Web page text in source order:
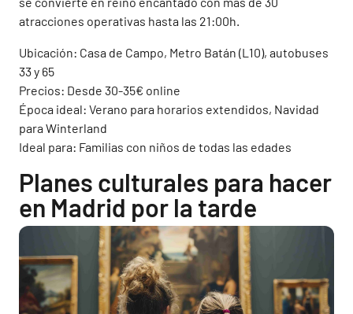
atracciones operativas hasta las 21:00h.
Ubicación: Casa de Campo, Metro Batán (L10), autobuses
33 y 65
Precios: Desde 30-35€ online
Época ideal: Verano para horarios extendidos, Navidad
para Winterland
Ideal para: Familias con niños de todas las edades
Planes culturales para hacer
en Madrid por la tarde